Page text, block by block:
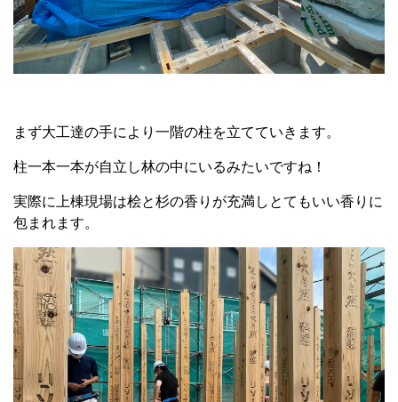
まず大工達の手により一階の柱を立てていきます。
柱一本一本が自立し林の中にいるみたいですね！
実際に上棟現場は桧と杉の香りが充満しとてもいい香りに
包まれます。